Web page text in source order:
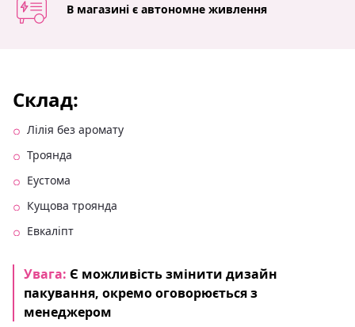
В магазині є автономне живлення
Склад:
Лілія без аромату
Троянда
Еустома
Кущова троянда
Евкаліпт
Увага: Є можливість змінити дизайн
пакування, окремо оговорюється з
менеджером